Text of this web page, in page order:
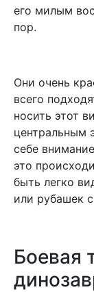
его милым
пор.
Они очень
всего
носить этот
центральным
себе
это
быть легко
или рубашек
Боевая